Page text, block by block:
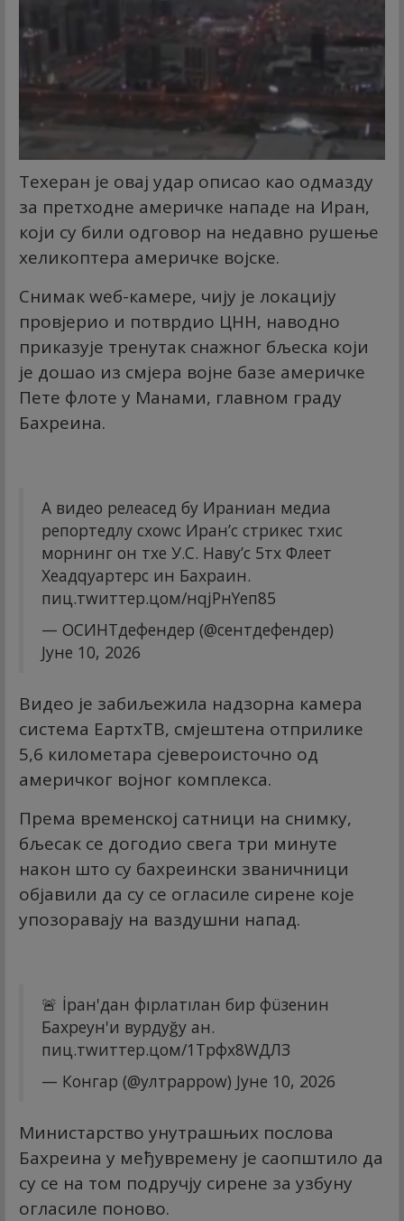
Техеран је овај удар описао као одмазду
за претходне америчке нападе на Иран,
који су били одговор на недавно рушење
хеликоптера америчке војске.
Снимак wеб-камере, чију је локацију
провјерио и потврдио ЦНН, наводно
приказује тренутак снажног бљеска који
је дошао из смјера војне базе америчке
Пете флоте у Манами, главном граду
Бахреина.
А видео релеасед бy Ираниан медиа
репортедлy схоwс Иран’с стрикес тхис
морнинг он тхе У.С. Навy’с 5тх Флеет
Хеадqуартерс ин Бахраин.
пиц.тwиттер.цом/нqјРнYеп85
— ОСИНТдефендер (@сентдефендер)
Јуне 10, 2026
Видео је забиљежила надзорна камера
система ЕартхТВ, смјештена отприлике
5,6 километара сјевероисточно од
америчког војног комплекса.
Према временској сатници на снимку,
бљесак се догодио свега три минуте
након што су бахреински званичници
објавили да су се огласиле сирене које
упозоравају на ваздушни напад.
🚨 İран'дан фıрлатıлан бир фüзенин
Бахреyн'и вурдуğу ан.
пиц.тwиттер.цом/1Трфх8WДЛЗ
— Конгар (@ултрарроw) Јуне 10, 2026
Министарство унутрашњих послова
Бахреина у међувремену је саопштило да
су се на том подручју сирене за узбуну
огласиле поново.